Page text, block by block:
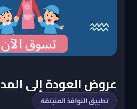
عروض العودة إلى
تطبيق النوافذ المنبثقة